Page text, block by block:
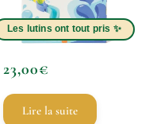
23,00€
Lire la suite